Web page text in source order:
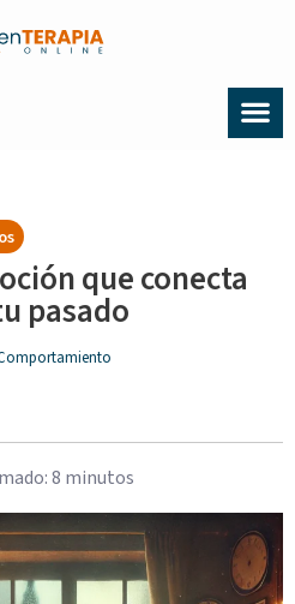
que conecta
pasado
8 minutos